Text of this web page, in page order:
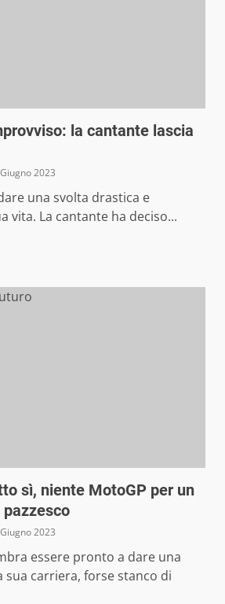
la cantante lascia
2023
una svolta drastica e
vita. La cantante ha deciso...
sì, niente MotoGP per un
2023
essere pronto a dare una
sua carriera, forse stanco di